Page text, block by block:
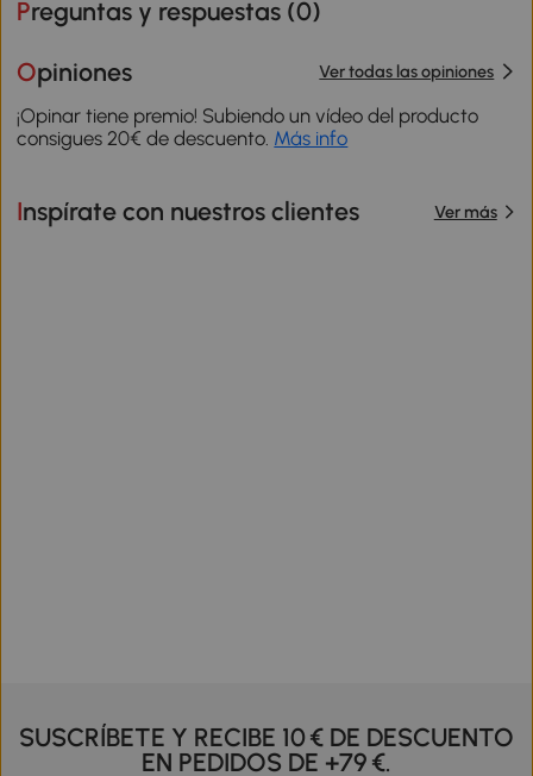
Preguntas y respuestas (0)
Opiniones Ver todas las opiniones
¡Opinar tiene premio! Subiendo un vídeo del producto
consigues 20€ de descuento. Más info
Inspírate con nuestros clientes Ver más
SUSCRÍBETE Y RECIBE 10 € DE DESCUENTO
EN PEDIDOS DE +79 €.